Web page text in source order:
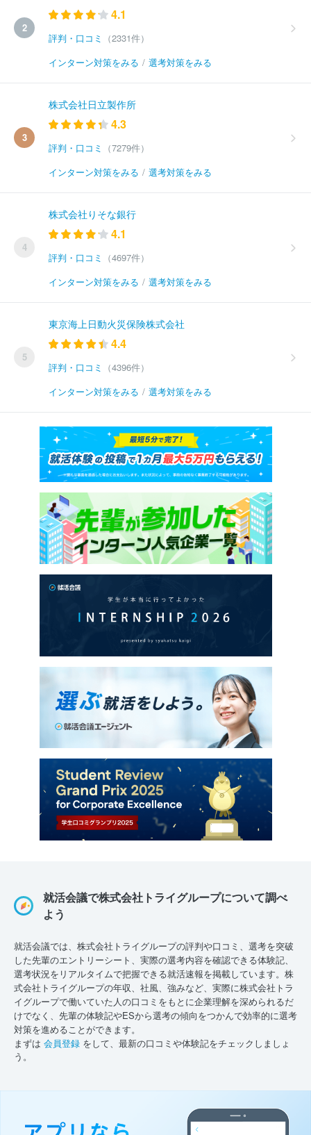
2
4.1
評判・口コミ
（2331件）
インターン対策をみる / 選考対策をみる
3
株式会社日立製作所
4.3
評判・口コミ
（7279件）
インターン対策をみる / 選考対策をみる
4
株式会社りそな銀行
4.1
評判・口コミ
（4697件）
インターン対策をみる / 選考対策をみる
5
東京海上日動火災保険株式会社
4.4
評判・口コミ
（4396件）
インターン対策をみる / 選考対策をみる
就活会議で株式会社トライグループについて調べ
よう
就活会議では、株式会社トライグループの評判や口コミ、選考を突破
した先輩のエントリーシート、実際の選考内容を確認できる体験記、
選考状況をリアルタイムで把握できる就活速報を掲載しています。株
式会社トライグループの年収、社風、強みなど、実際に株式会社トラ
イグループで働いていた人の口コミをもとに企業理解を深められるだ
けでなく、先輩の体験記やESから選考の傾向をつかんで効率的に選考
対策を進めることができます。
まずは 会員登録 をして、最新の口コミや体験記をチェックしましょ
う。